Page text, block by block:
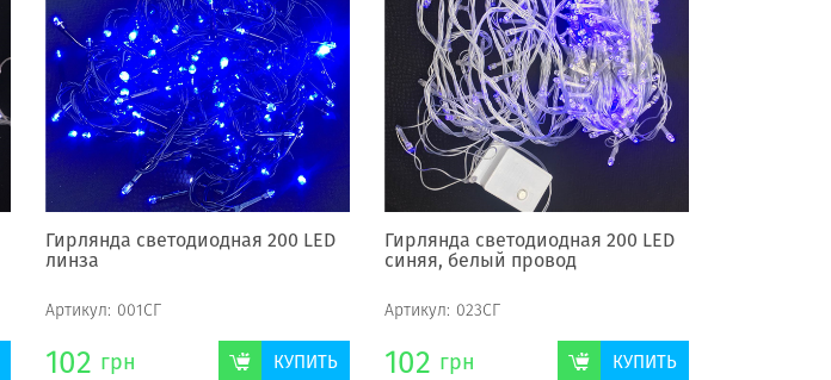
Гирлянда светодиодная 200 LED
линза
Артикул: 001СГ
102 грн КУПИТЬ
Гирлянда светодиодная 200 LED
синяя, белый провод
Артикул: 023СГ
102 грн КУПИТЬ